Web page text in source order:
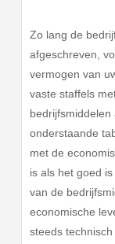
Zo lang de
afgeschreven,
vermogen van
vaste staffels
onderstaande
met de
is als het goed
van de
economische
steeds